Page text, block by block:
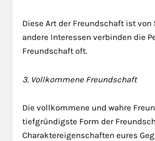
Diese Art der Freundschaft ist
andere Interessen verbinden die
Freundschaft oft.
3. Vollkommene Freundschaft
Die vollkommene und wahre
tiefgründigste Form der
Charaktereigenschaften eures